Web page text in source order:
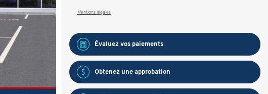
Mentions légales
Évaluez vos paiements
Obtenez une approbation